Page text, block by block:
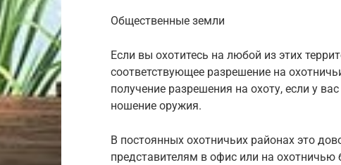
Общественные земли
Если вы охотитесь на любой из этих
соответствующее разрешение на
получение разрешения на охоту, если у
ношение оружия.
В постоянных охотничьих районах это
представителям в офис или на